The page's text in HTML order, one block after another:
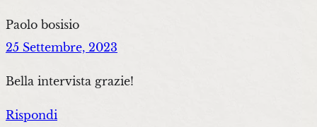
Paolo bosisio
25 Settembre, 2023
Bella intervista grazie!
Rispondi